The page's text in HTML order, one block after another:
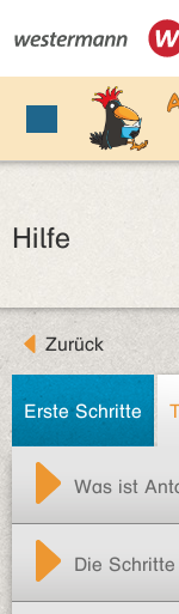
Hilfe
Zurück
Erste Schritte
Was ist
Die